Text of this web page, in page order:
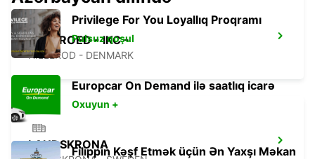
HILLEROED - IKC -
HILLEROD - DENMARK
LANDSKRONA
Privilege For You Loyallıq Proqramı
Pulsuz qoşul
Europcar On Demand ilə saatlıq icarə
Oxuyun +
Filippin Kəşf Etmək üçün Ən Yaxşı Məkan